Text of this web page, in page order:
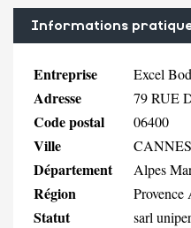
Informations
Entreprise Excel
Adresse 79 RUE
Code postal 06400
Ville CANNES
Département Alpes
Région Provence
Statut sarl